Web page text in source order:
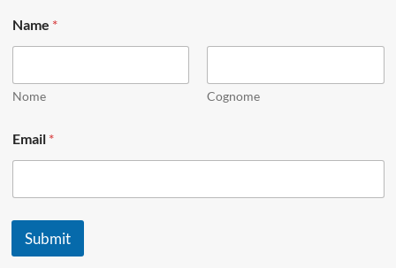
Name *
Nome Cognome
m
a
l
*
Email *
Submit